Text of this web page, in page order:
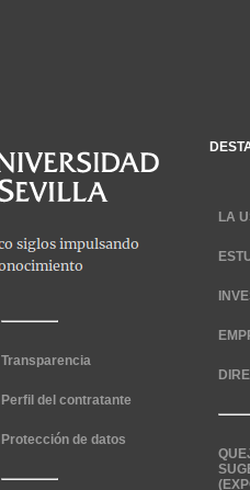
Transparencia
Perfil del contratante
Protección de datos
LA